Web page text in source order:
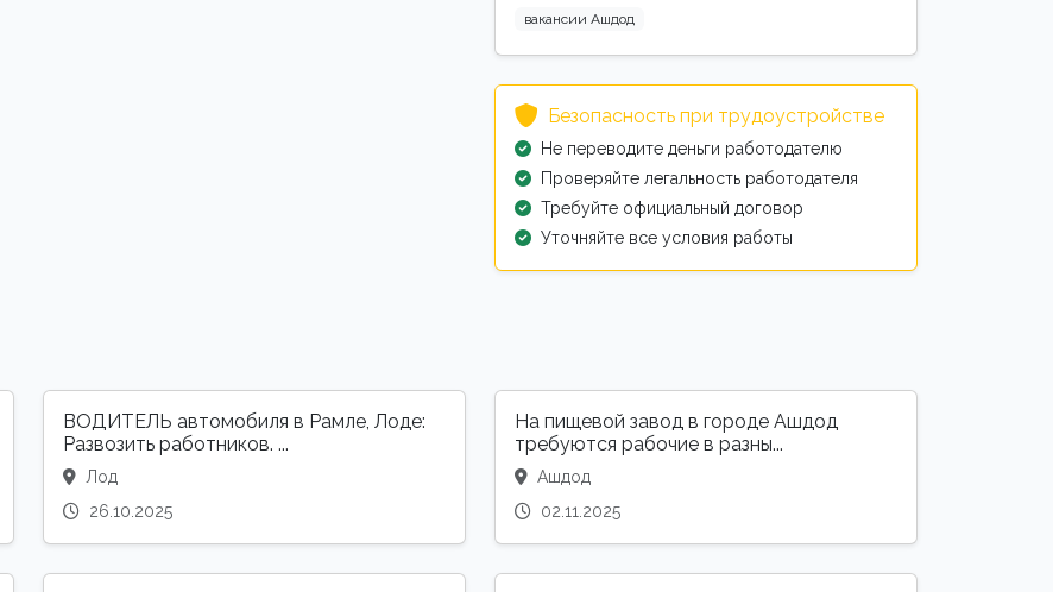
вакансии Ашдод
Безопасность при трудоустройстве
Не переводите деньги работодателю
Проверяйте легальность работодателя
Требуйте официальный договор
Уточняйте все условия работы
ВОДИТЕЛЬ автомобиля в Рамле, Лоде:
Развозить работников. ...
Лод
26.10.2025
На пищевой завод в городе Ашдод
требуются рабочие в разны...
Ашдод
02.11.2025